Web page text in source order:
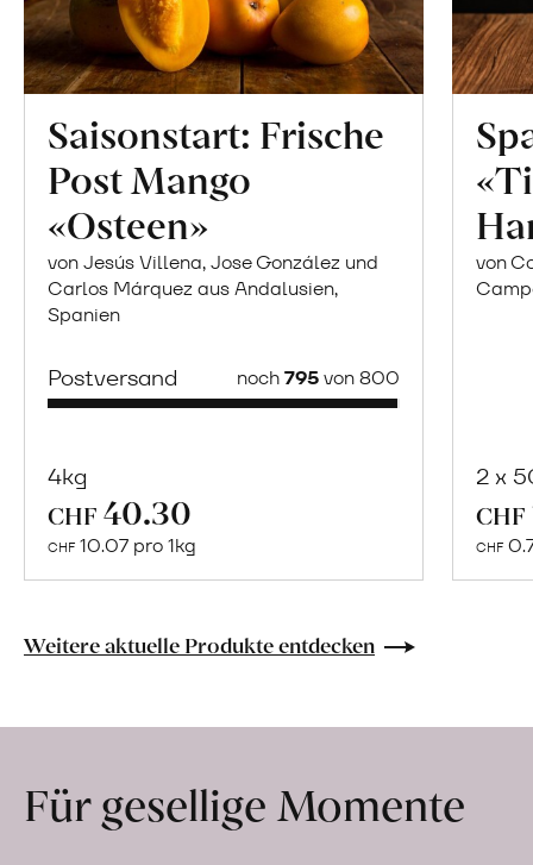
Saisonstart: Frische
Post Mango
«Osteen»
von Jesús Villena, Jose González und
Carlos Márquez aus Andalusien,
Spanien
Postversand noch795von 800
4kg
CHF 40.30
CHF 10.07 pro 1kg
Naturbelassene
Lebensmittel
Hof
erfahren
von
2 x
CHF
CHF
Weitere aktuelle Produkte entdecken
Für gesellige Momente